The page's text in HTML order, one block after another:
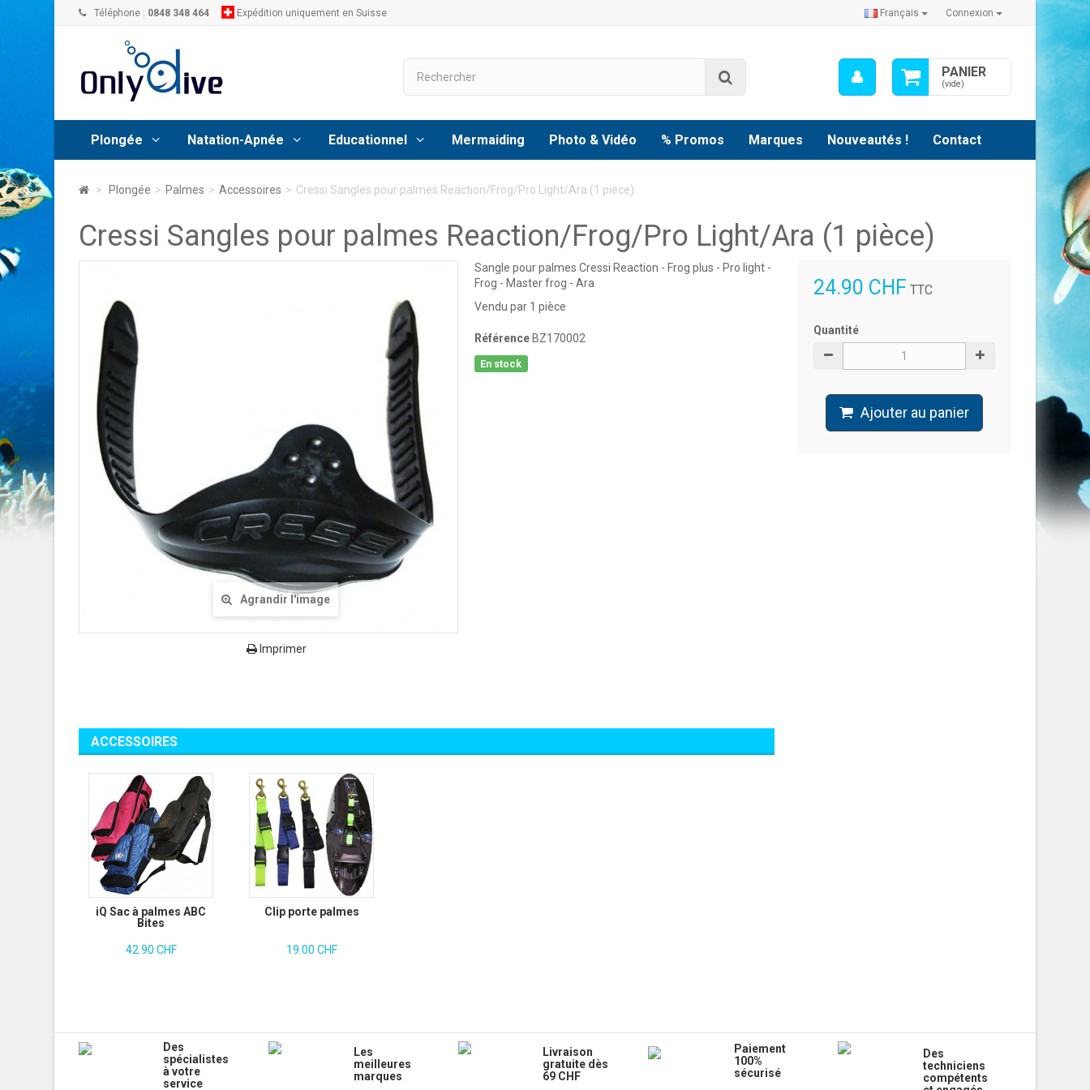
Connexion
Téléphone : 0848 348 464 Expédition uniquement en Suisse Français
PANIER
(vide)
Mon
compte
Plongée Natation-Apnée Educationnel Mermaiding Photo & Vidéo % Promos Marques Nouveautés ! Contact
> Plongée > Palmes > Accessoires > Cressi Sangles pour palmes Reaction/Frog/Pro Light/Ara (1 pièce)
Cressi Sangles pour palmes Reaction/Frog/Pro Light/Ara (1 pièce)
Agrandir l'image
Imprimer
24.90 CHF TTC
Quantité
Ajouter au panier
Sangle pour palmes Cressi Reaction - Frog plus - Pro light -
Frog - Master frog - Ara
Vendu par 1 pièce
Référence BZ170002
En stock
ACCESSOIRES
iQ Sac à palmes ABC
Bites
42.90 CHF
Clip porte palmes
19.00 CHF
Des
spécialistes
à votre
service
Les
meilleures
marques
Livraison
gratuite dès
69 CHF
Paiement
100%
sécurisé
Des
techniciens
compétents